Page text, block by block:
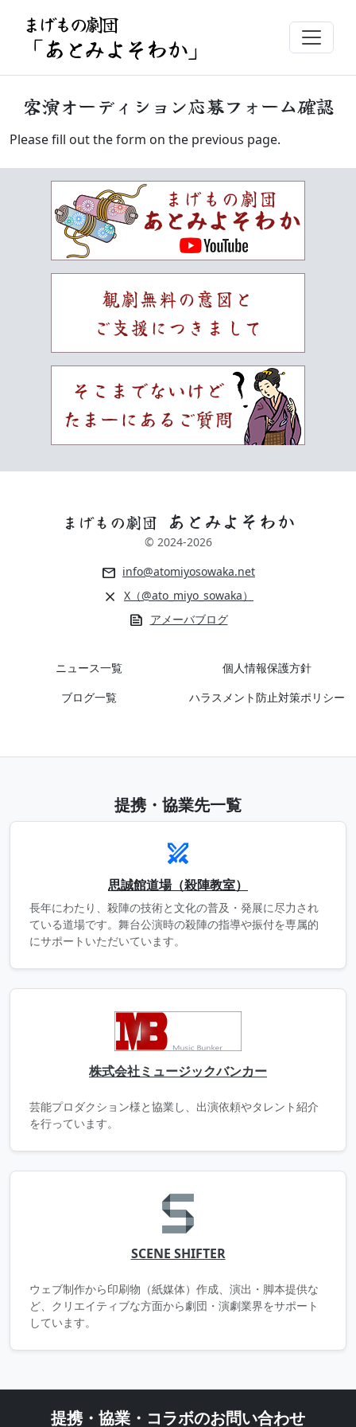
まげもの劇団
「あとみよそわか」
客演オーディション応募フォーム確認
Please fill out the form on the previous page.
まげもの劇団 あとみよそわか
© 2024-2026
mail info@atomiyosowaka.net
close X（@ato_miyo_sowaka）
news アメーバブログ
ニュース一覧
ブログ一覧
個人情報保護方針
ハラスメント防止対策ポリシー
提携・協業先一覧
swords
思誠館道場（殺陣教室）
長年にわたり、殺陣の技術と文化の普及・発展に尽力され
ている道場です。舞台公演時の殺陣の指導や振付を専属的
にサポートいただいています。
株式会社ミュージックバンカー
芸能プロダクション様と協業し、出演依頼やタレント紹介
を行っています。
SCENE SHIFTER
ウェブ制作から印刷物（紙媒体）作成、演出・脚本提供な
ど、クリエイティブな方面から劇団・演劇業界をサポート
しています。
提携・協業・コラボのお問い合わせ